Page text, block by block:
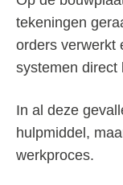
tekeningen
orders verwerkt
systemen direct
In al deze
hulpmiddel,
werkproces.